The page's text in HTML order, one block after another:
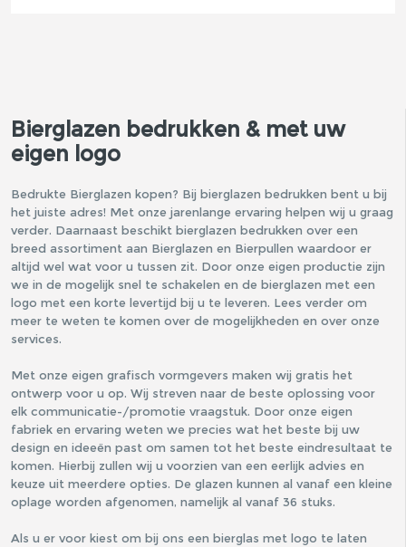
Bierglazen bedrukken & met uw
eigen logo
Bedrukte Bierglazen kopen? Bij bierglazen bedrukken bent u bij
het juiste adres! Met onze jarenlange ervaring helpen wij u graag
verder. Daarnaast beschikt bierglazen bedrukken over een
breed assortiment aan Bierglazen en Bierpullen waardoor er
altijd wel wat voor u tussen zit. Door onze eigen productie zijn
we in de mogelijk snel te schakelen en de bierglazen met een
logo met een korte levertijd bij u te leveren. Lees verder om
meer te weten te komen over de mogelijkheden en over onze
services.
Met onze eigen grafisch vormgevers maken wij gratis het
ontwerp voor u op. Wij streven naar de beste oplossing voor
elk communicatie-/promotie vraagstuk. Door onze eigen
fabriek en ervaring weten we precies wat het beste bij uw
design en ideeën past om samen tot het beste eindresultaat te
komen. Hierbij zullen wij u voorzien van een eerlijk advies en
keuze uit meerdere opties. De glazen kunnen al vanaf een kleine
oplage worden afgenomen, namelijk al vanaf 36 stuks.
Als u er voor kiest om bij ons een bierglas met logo te laten